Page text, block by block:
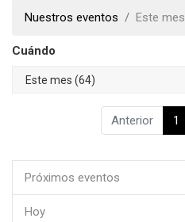
Nuestros eventos Este mes
Cuándo
Anterior 1
Próximos eventos
Hoy